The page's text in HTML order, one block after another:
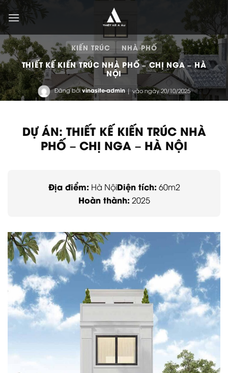
qua
nội
dung
KIẾN TRÚC NHÀ PHỐ
THIẾT KẾ KIẾN TRÚC NHÀ PHỐ – CHỊ NGA – HÀ
NỘI
Đăng bởivinasite-admin| vào ngày 20/10/2025
DỰ ÁN: THIẾT KẾ KIẾN TRÚC NHÀ
PHỐ – CHỊ NGA – HÀ NỘI
Địa điểm: Hà NộiDiện tích: 60m2
Hoàn thành: 2025